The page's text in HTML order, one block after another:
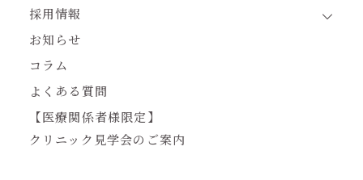
採用情報
お知らせ
コラム
よくある質問
【医療関係者様限定】
クリニック見学会のご案内